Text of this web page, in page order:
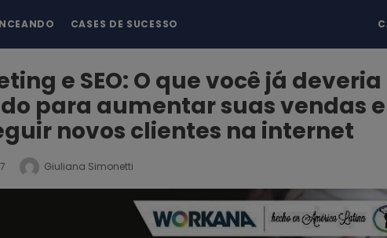
CASES DE SUCESSO
e SEO: O que você já
para aumentar suas vendas e
novos clientes na internet
Giuliana Simonetti